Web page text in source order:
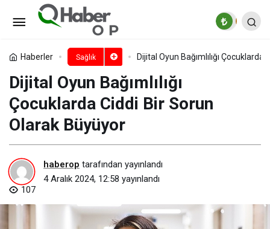
Haberler Sağlık Dijital Oyun Bağımlılığı
Dijital Oyun Bağımlılığı
Çocuklarda Ciddi Bir Sorun
Olarak Büyüyor
haberop tarafından yayınlandı
4 Aralık 2024, 12:58 yayınlandı
107
Ergoterapi, engellerin
aşılmasında önemli rol üstleniyor
Yorum Yap